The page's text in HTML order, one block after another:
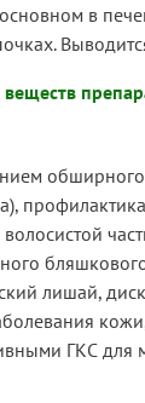
в
обширного
лишай,
ГКС для